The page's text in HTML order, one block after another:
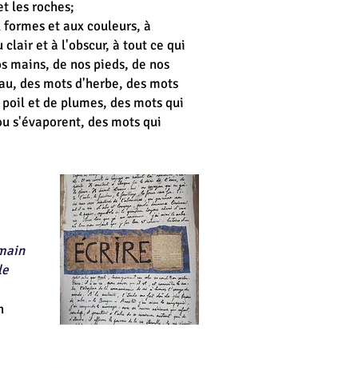
les roches;
et aux couleurs, à
et à l'obscur, à tout ce qui
mains, de nos pieds, de nos
des mots d'herbe, des mots
et de plumes, des mots qui
s'évaporent, des mots qui